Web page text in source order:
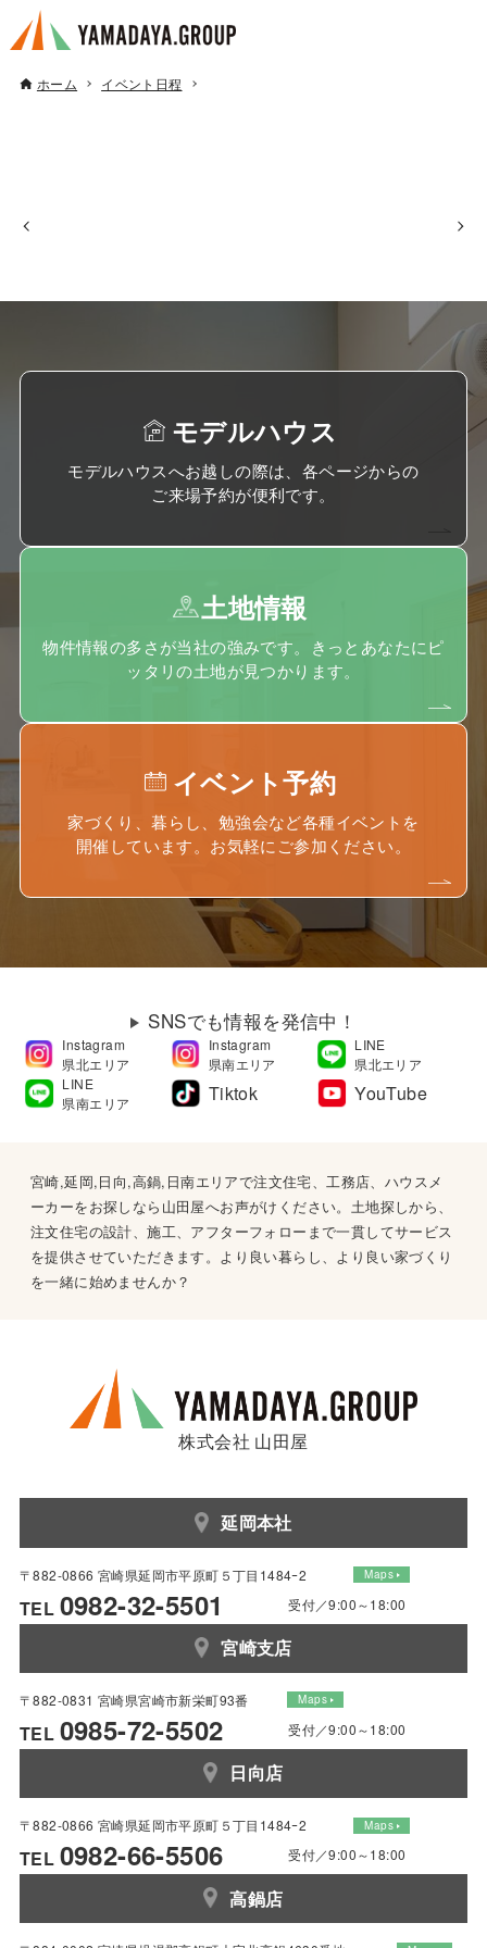
ホーム イベント日程
モデルハウス
モデルハウスへお越しの際は、各ページからの
ご来場予約が便利です。
土地情報
物件情報の多さが当社の強みです。きっとあなたにピ
ッタリの土地が見つかります。
イベント予約
家づくり、暮らし、勉強会など各種イベントを
開催しています。お気軽にご参加ください。
SNSでも情報を発信中！
Instagram
県北エリア
Instagram
県南エリア
LINE
県北エリア
LINE
県南エリア
Tiktok YouTube
宮崎,延岡,日向,高鍋,日南エリアで注文住宅、工務店、ハウスメ
ーカーをお探しなら山田屋へお声がけください。土地探しから、
注文住宅の設計、施工、アフターフォローまで一貫してサービス
を提供させていただきます。より良い暮らし、より良い家づくり
を一緒に始めませんか？
株式会社 山田屋
延岡本社
〒882-0866 宮崎県延岡市平原町５丁目1484ｰ2 Maps
TEL 0982-32-5501 受付／9:00～18:00
宮崎支店
〒882-0831 宮崎県宮崎市新栄町93番 Maps
TEL 0985-72-5502 受付／9:00～18:00
日向店
〒882-0866 宮崎県延岡市平原町５丁目1484ｰ2 Maps
TEL 0982-66-5506 受付／9:00～18:00
高鍋店